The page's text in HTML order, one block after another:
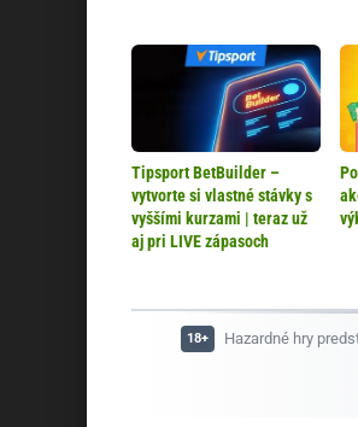
Tipsport BetBuilder –
vytvorte si vlastné stávky s
vyššími kurzami | teraz už
aj pri LIVE zápasoch
Hazardné hry